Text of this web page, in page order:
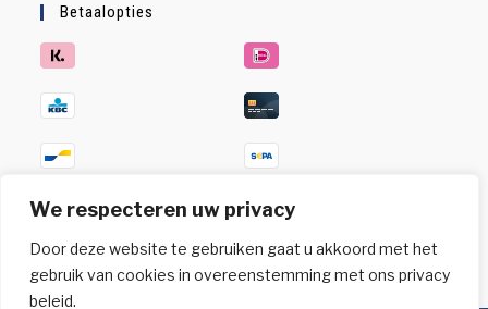
We respecteren uw privacy
Door deze website te gebruiken gaat u akkoord met het
gebruik van cookies in overeenstemming met ons privacy
beleid.
Betaalopties